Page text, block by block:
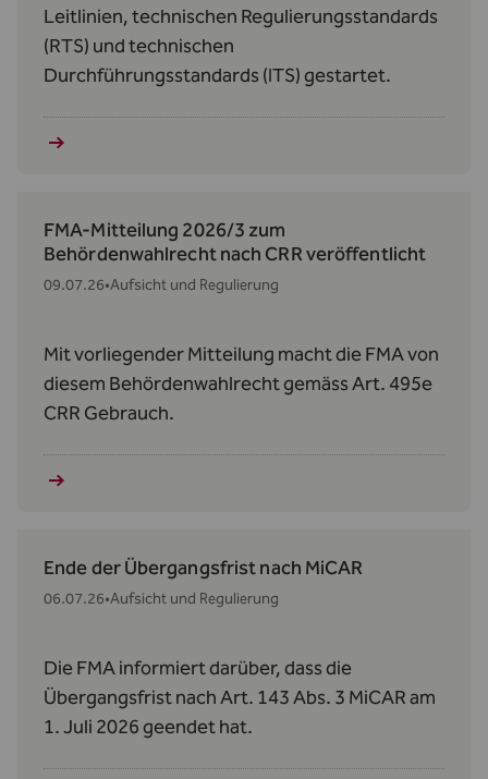
Leitlinien, technischen Regulierungsstandards
(RTS) und technischen
Durchführungsstandards (ITS) gestartet.
FMA-Mitteilung 2026/3 zum
Behördenwahlrecht nach CRR veröffentlicht
09.07.26•Aufsicht und Regulierung
Mit vorliegender Mitteilung macht die FMA von
diesem Behördenwahlrecht gemäss Art. 495e
CRR Gebrauch.
Ende der Übergangsfrist nach MiCAR
06.07.26•Aufsicht und Regulierung
Die FMA informiert darüber, dass die
Übergangsfrist nach Art. 143 Abs. 3 MiCAR am
1. Juli 2026 geendet hat.